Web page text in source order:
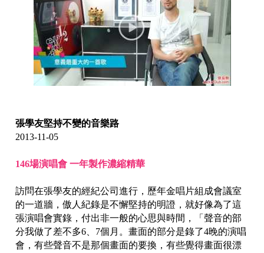
張學友堅持不變的音樂路
2013-11-05
146場演唱會 一年製作濃縮精華
訪問在張學友的經紀公司進行，歷年金唱片組成會議室
的一道牆，傲人紀錄是不懈堅持的明證，就好像為了這
張演唱會實錄，付出非一般的心思與時間，「聲音的部
分我做了差不多6、7個月。畫面的部分是錄了4晚的演唱
會，有些聲音不是那個畫面的要換，有些覺得畫面很漂